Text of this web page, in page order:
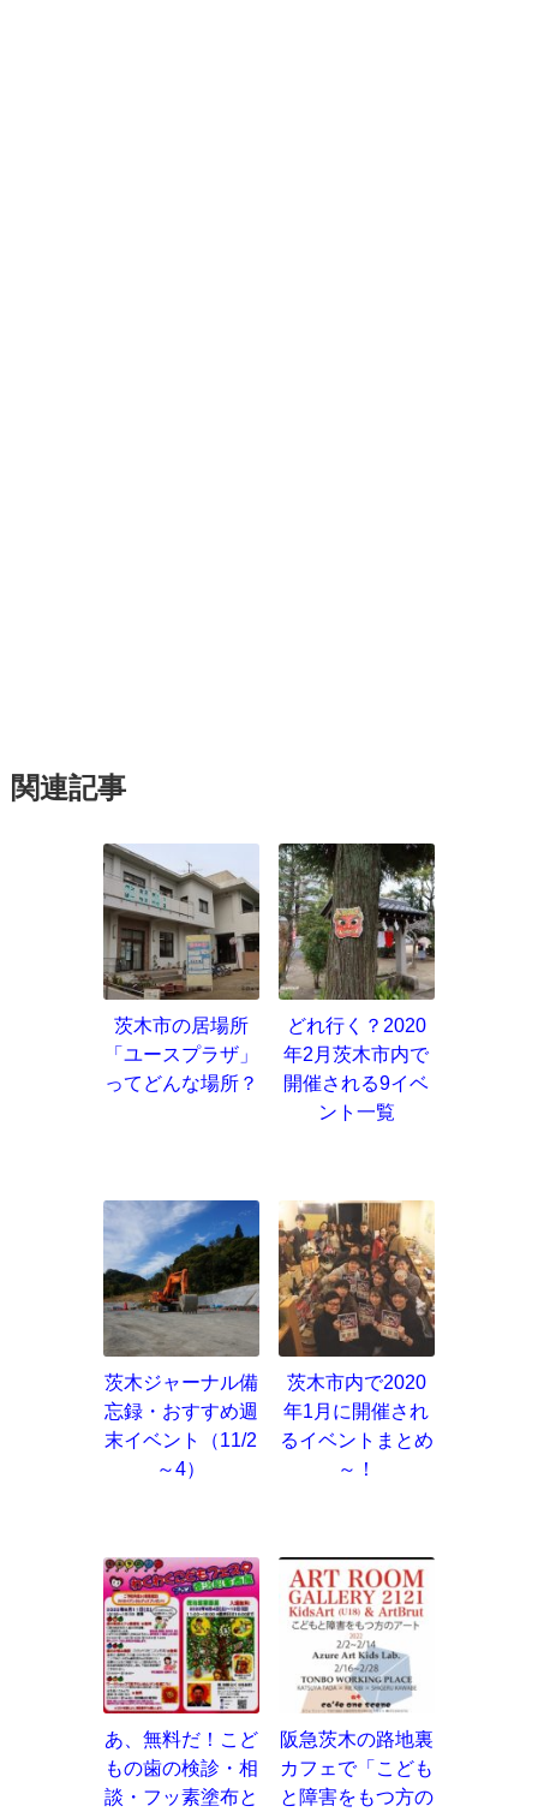
関連記事
茨木市の居場所
「ユースプラザ」
ってどんな場所？
どれ行く？2020
年2月茨木市内で
開催される9イベ
ント一覧
茨木ジャーナル備
忘録・おすすめ週
末イベント（11/2
～4）
茨木市内で2020
年1月に開催され
るイベントまとめ
～！
あ、無料だ！こど
もの歯の検診・相
談・フッ素塗布と
阪急茨木の路地裏
カフェで「こども
と障害をもつ方の